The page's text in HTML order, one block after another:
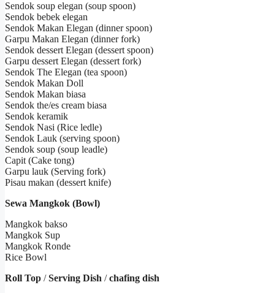
Sendok soup elegan (soup spoon)
Sendok bebek elegan
Sendok Makan Elegan (dinner spoon)
Garpu Makan Elegan (dinner fork)
Sendok dessert Elegan (dessert spoon)
Garpu dessert Elegan (dessert fork)
Sendok The Elegan (tea spoon)
Sendok Makan Doll
Sendok Makan biasa
Sendok the/es cream biasa
Sendok keramik
Sendok Nasi (Rice ledle)
Sendok Lauk (serving spoon)
Sendok soup (soup leadle)
Capit (Cake tong)
Garpu lauk (Serving fork)
Pisau makan (dessert knife)
Sewa Mangkok (Bowl)
Mangkok bakso
Mangkok Sup
Mangkok Ronde
Rice Bowl
Roll Top /Serving Dish /chafing dish